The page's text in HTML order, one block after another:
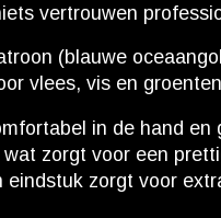
vertrouwen
(blauwe
vlees, vis en
in de hand
zorgt voor een
zorgt voor